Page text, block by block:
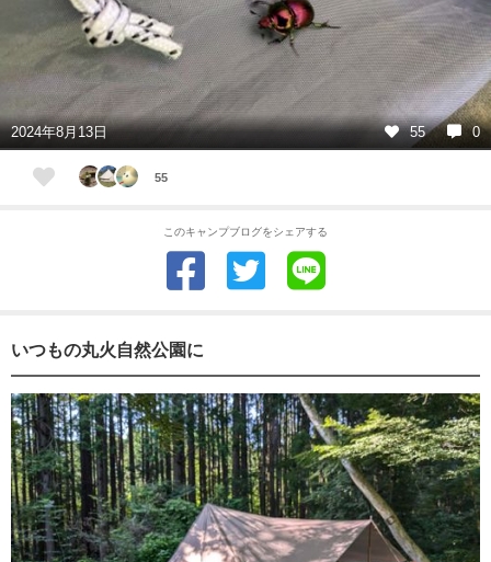
2024年8月13日 55 0
55
このキャンプブログをシェアする
いつもの丸火自然公園に